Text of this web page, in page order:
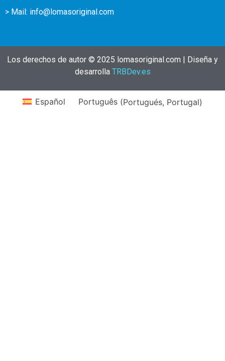
> Mail: info@lomasoriginal.com
Los derechos de autor © 2025 lomasoriginal.com | Diseña y
desarrolla TRBDev.es
Español Português(Portugués, Portugal)